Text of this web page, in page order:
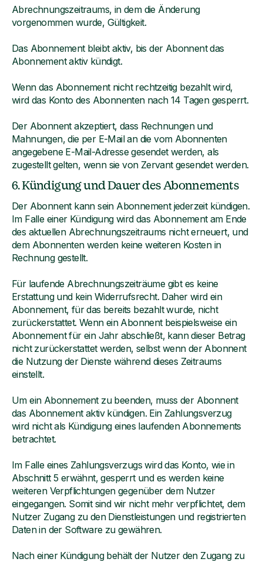
Abrechnungszeitraums, in dem die Änderung
vorgenommen wurde, Gültigkeit.
Das Abonnement bleibt aktiv, bis der Abonnent das
Abonnement aktiv kündigt.
Wenn das Abonnement nicht rechtzeitig bezahlt wird,
wird das Konto des Abonnenten nach 14 Tagen gesperrt.
Der Abonnent akzeptiert, dass Rechnungen und
Mahnungen, die per E-Mail an die vom Abonnenten
angegebene E-Mail-Adresse gesendet werden, als
zugestellt gelten, wenn sie von Zervant gesendet werden.
6. Kündigung und Dauer des Abonnements
Der Abonnent kann sein Abonnement jederzeit kündigen.
Im Falle einer Kündigung wird das Abonnement am Ende
des aktuellen Abrechnungszeitraums nicht erneuert, und
dem Abonnenten werden keine weiteren Kosten in
Rechnung gestellt.
Für laufende Abrechnungszeiträume gibt es keine
Erstattung und kein Widerrufsrecht. Daher wird ein
Abonnement, für das bereits bezahlt wurde, nicht
zurückerstattet. Wenn ein Abonnent beispielsweise ein
Abonnement für ein Jahr abschließt, kann dieser Betrag
nicht zurückerstattet werden, selbst wenn der Abonnent
die Nutzung der Dienste während dieses Zeitraums
einstellt.
Um ein Abonnement zu beenden, muss der Abonnent
das Abonnement aktiv kündigen. Ein Zahlungsverzug
wird nicht als Kündigung eines laufenden Abonnements
betrachtet.
Im Falle eines Zahlungsverzugs wird das Konto, wie in
Abschnitt 5 erwähnt, gesperrt und es werden keine
weiteren Verpflichtungen gegenüber dem Nutzer
eingegangen. Somit sind wir nicht mehr verpflichtet, dem
Nutzer Zugang zu den Dienstleistungen und registrierten
Daten in der Software zu gewähren.
Nach einer Kündigung behält der Nutzer den Zugang zu